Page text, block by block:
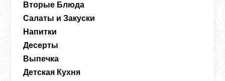
Вторые Блюда
Салаты и Закуски
Напитки
Десерты
Выпечка
Детская Кухня